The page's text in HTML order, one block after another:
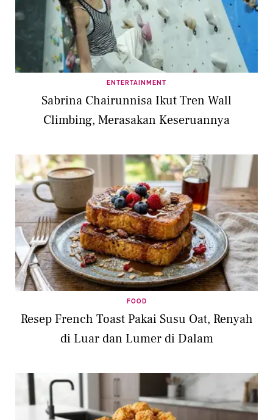
ENTERTAINMENT
Sabrina Chairunnisa Ikut Tren Wall
Climbing, Merasakan Keseruannya
FOOD
Resep French Toast Pakai Susu Oat, Renyah
di Luar dan Lumer di Dalam